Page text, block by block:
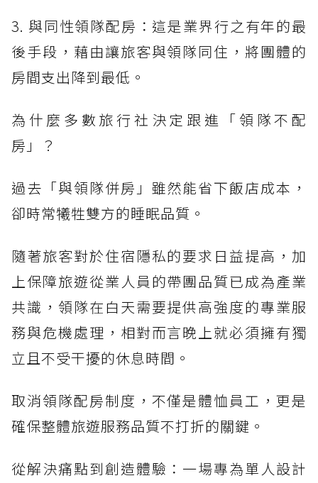
3. 與同性領隊配房：這是業界行之有年的最
後手段，藉由讓旅客與領隊同住，將團體的
房間支出降到最低。
為什麼多數旅行社決定跟進「領隊不配
房」？
過去「與領隊併房」雖然能省下飯店成本，
卻時常犧牲雙方的睡眠品質。
隨著旅客對於住宿隱私的要求日益提高，加
上保障旅遊從業人員的帶團品質已成為產業
共識，領隊在白天需要提供高強度的專業服
務與危機處理，相對而言晚上就必須擁有獨
立且不受干擾的休息時間。
取消領隊配房制度，不僅是體恤員工，更是
確保整體旅遊服務品質不打折的關鍵。
從解決痛點到創造體驗：一場專為單人設計